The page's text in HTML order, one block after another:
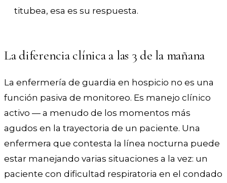
titubea, esa es su respuesta.
La diferencia clínica a las 3 de la mañana
La enfermería de guardia en hospicio no es una
función pasiva de monitoreo. Es manejo clínico
activo — a menudo de los momentos más
agudos en la trayectoria de un paciente. Una
enfermera que contesta la línea nocturna puede
estar manejando varias situaciones a la vez: un
paciente con dificultad respiratoria en el condado